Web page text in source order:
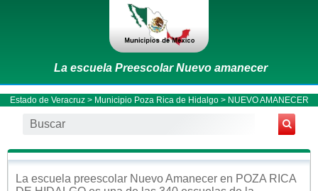
La escuela Preescolar Nuevo amanecer
Estado de Veracruz> Municipio Poza Rica de Hidalgo> NUEVO AMANECER
La escuela preescolar Nuevo Amanecer en POZA RICA